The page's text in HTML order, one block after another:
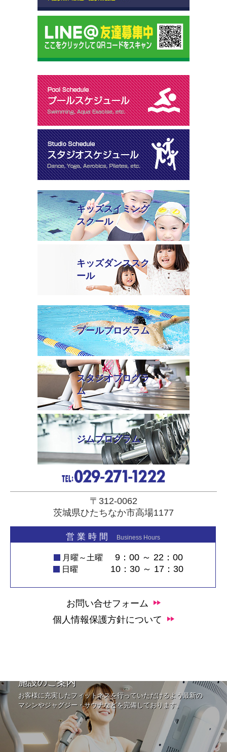
キッズスイミング
スクール
キッズダンススク
ール
プールプログラム
スタジオプログラ
ム
ジムプログラム
〒312-0062
茨城県ひたちなか市高場1177
営 業 時 間 Business Hours
月曜～土曜 9：00 ～ 22：00
日曜 10：30 ～ 17：30
お問い合せフォーム
個人情報保護方針について
施設のご案内
お客様に充実したフィットネスを行っていただけるよう最新の
マシンやジャグジー・サウナなどを完備しております。